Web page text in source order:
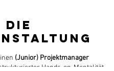
die
(Junior) Projektmanager
Hands-on-Mentalität